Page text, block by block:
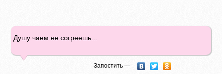
Душу чаем не согреешь...
Запостить —